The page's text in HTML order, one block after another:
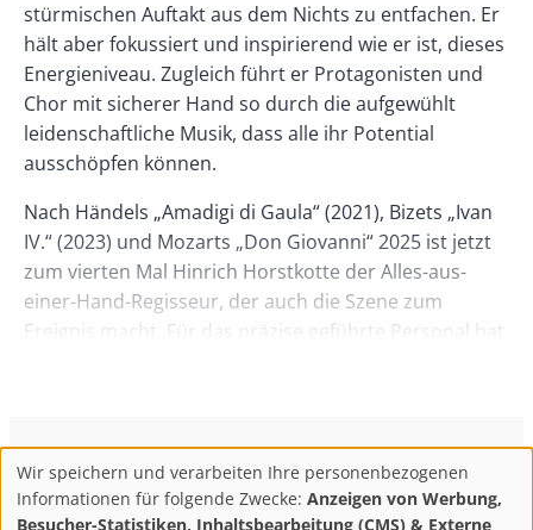
stürmischen Auftakt aus dem Nichts zu entfachen. Er
hält aber fokussiert und inspirierend wie er ist, dieses
Energieniveau. Zugleich führt er Protagonisten und
Chor mit sicherer Hand so durch die aufgewühlt
leidenschaftliche Musik, dass alle ihr Potential
ausschöpfen können.
Nach Händels „Amadigi di Gaula“ (2021), Bizets „Ivan
IV.“ (2023) und Mozarts „Don Giovanni“ 2025 ist jetzt
zum vierten Mal Hinrich Horstkotte der Alles-aus-
einer-Hand-Regisseur, der auch die Szene zum
Ereignis macht. Für das präzise geführte Personal hat
zu bieten und zugleich die Relevanz der Werke
aufzuspüren, ohne sie mit ästhetischen Kraftakten zu
überschreiben.
Footer
ConBrio Kulturmedienhaus AGB
Datenschutz
Impressum
Info & Kontakt
Abo kündigen / Widerruf der Bestellung
Use
Wir speichern und verarbeiten Ihre personenbezogenen
Informationen für folgende Zwecke: Anzeigen von Werbung,
Besucher-Statistiken, Inhaltsbearbeitung (CMS) & Externe